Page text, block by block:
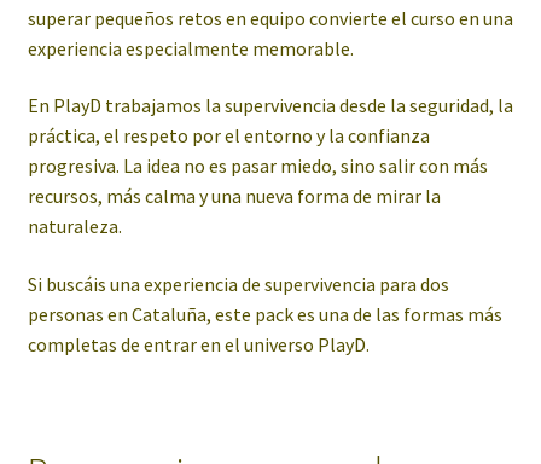
superar pequeños retos en equipo convierte el curso en una
experiencia especialmente memorable.
En PlayD trabajamos la supervivencia desde la seguridad, la
práctica, el respeto por el entorno y la confianza
progresiva. La idea no es pasar miedo, sino salir con más
recursos, más calma y una nueva forma de mirar la
naturaleza.
Si buscáis una experiencia de supervivencia para dos
personas en Cataluña, este pack es una de las formas más
completas de entrar en el universo PlayD.